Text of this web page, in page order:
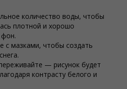
количество воды, чтобы
плотной и хорошо
с мазками, чтобы создать
— рисунок будет
контрасту белого и